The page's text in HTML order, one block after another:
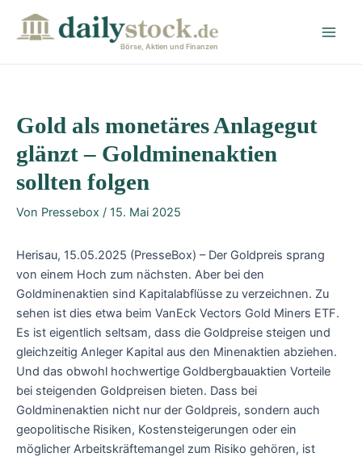
Börse, Aktien und Finanzen
Gold als monetäres Anlagegut
glänzt – Goldminenaktien
sollten folgen
Von Pressebox / 15. Mai 2025
Herisau, 15.05.2025 (PresseBox) – Der Goldpreis sprang
von einem Hoch zum nächsten. Aber bei den
Goldminenaktien sind Kapitalabflüsse zu verzeichnen. Zu
sehen ist dies etwa beim VanEck Vectors Gold Miners ETF.
Es ist eigentlich seltsam, dass die Goldpreise steigen und
gleichzeitig Anleger Kapital aus den Minenaktien abziehen.
Und das obwohl hochwertige Goldbergbauaktien Vorteile
bei steigenden Goldpreisen bieten. Dass bei
Goldminenaktien nicht nur der Goldpreis, sondern auch
geopolitische Risiken, Kostensteigerungen oder ein
möglicher Arbeitskräftemangel zum Risiko gehören, ist